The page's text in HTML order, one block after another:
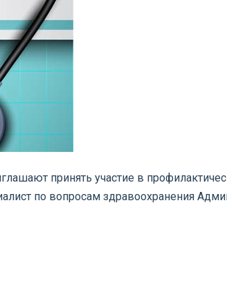
принять участие в
по вопросам здравоохранения